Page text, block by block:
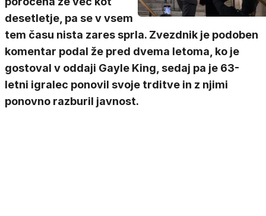
desetletje, pa se v vsem
tem času nista zares sprla. Zvezdnik je podoben
komentar podal že pred dvema letoma, ko je
gostoval v oddaji Gayle King, sedaj pa je 63-
letni igralec ponovil svoje trditve in z njimi
ponovno razburil javnost.